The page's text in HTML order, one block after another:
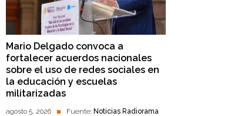
Mario Delgado convoca a
fortalecer acuerdos nacionales
sobre el uso de redes sociales en
la educación y escuelas
militarizadas
agosto 5, 2026 Fuente: Noticias Radiorama